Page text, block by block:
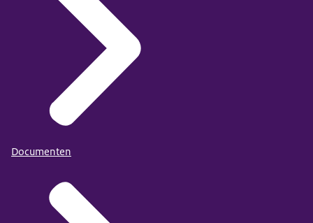
Documenten